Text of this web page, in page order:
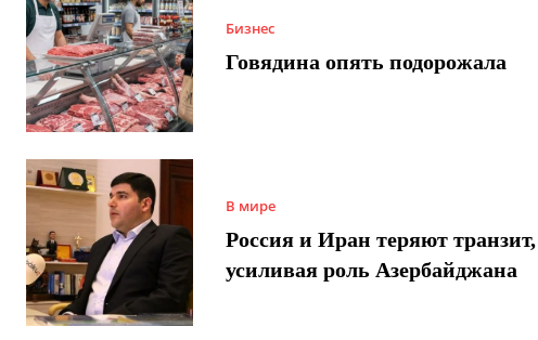
Бизнес
Говядина опять подорожала
В мире
Россия и Иран теряют транзит,
усиливая роль Азербайджана